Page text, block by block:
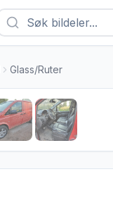
Glass/Ruter